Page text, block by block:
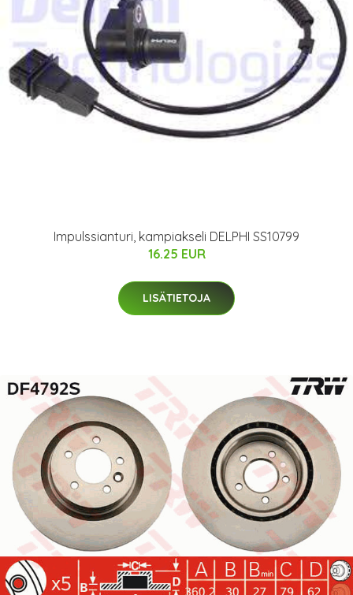
Impulssianturi, kampiakseli DELPHI SS10799
16.25 EUR
LISÄTIETOJA